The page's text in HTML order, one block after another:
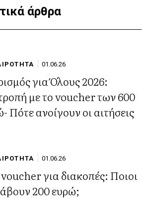
άρθρα
01.06.26
για Όλους 2026:
με το voucher των 600
Πότε ανοίγουν οι αιτήσεις
01.06.26
για διακοπές: Ποιοι
200 ευρώ;